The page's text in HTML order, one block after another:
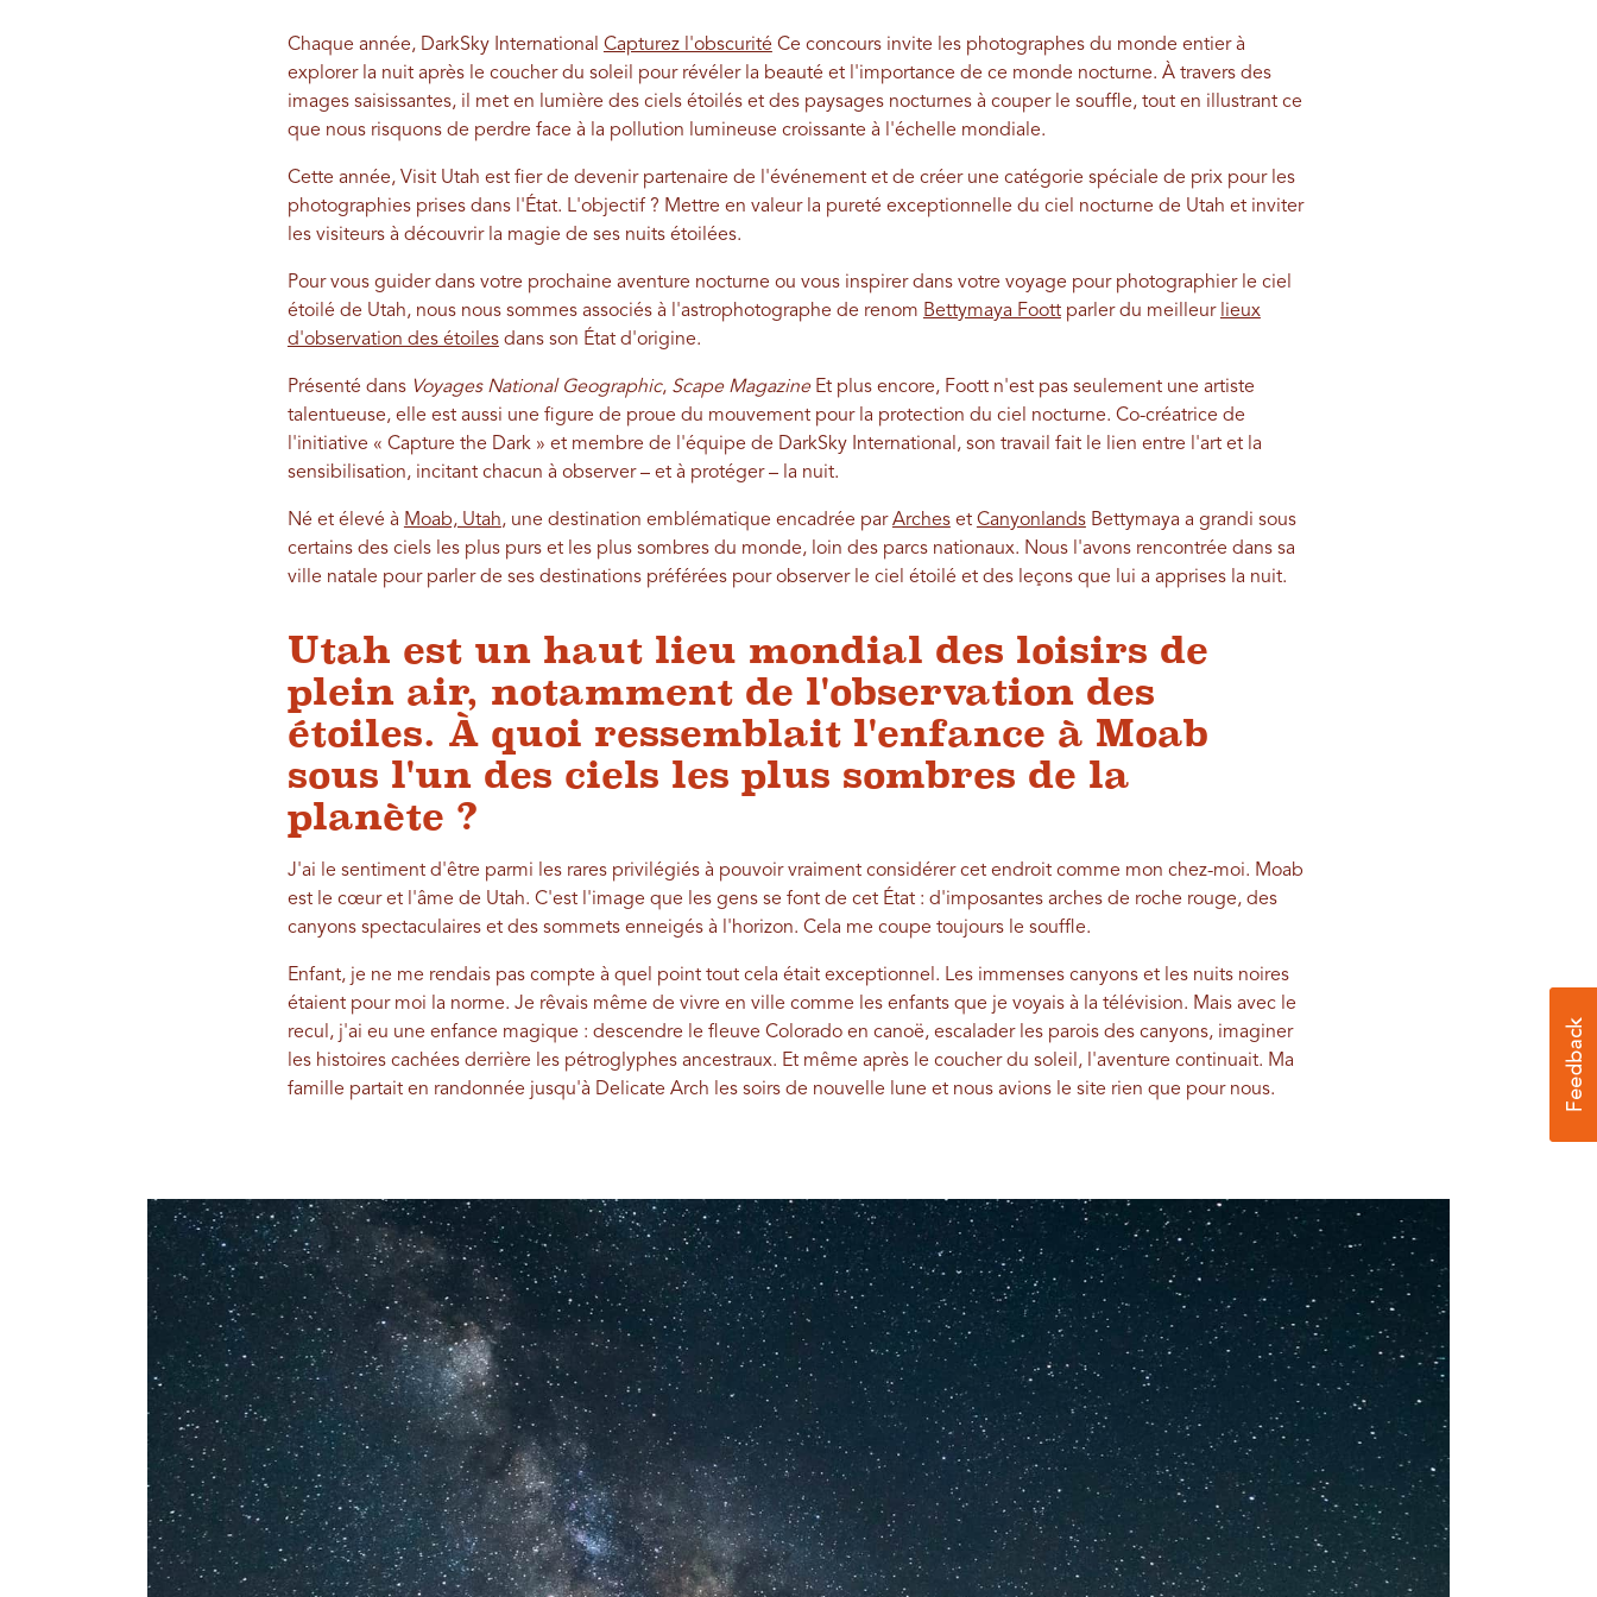
Chaque année, DarkSky International Capturez l'obscurité Ce concours invite les photographes du monde entier à
explorer la nuit après le coucher du soleil pour révéler la beauté et l'importance de ce monde nocturne. À travers des
images saisissantes, il met en lumière des ciels étoilés et des paysages nocturnes à couper le souffle, tout en illustrant ce
que nous risquons de perdre face à la pollution lumineuse croissante à l'échelle mondiale.
Cette année, Visit Utah est fier de devenir partenaire de l'événement et de créer une catégorie spéciale de prix pour les
photographies prises dans l'État. L'objectif ? Mettre en valeur la pureté exceptionnelle du ciel nocturne de Utah et inviter
les visiteurs à découvrir la magie de ses nuits étoilées.
Pour vous guider dans votre prochaine aventure nocturne ou vous inspirer dans votre voyage pour photographier le ciel
étoilé de Utah, nous nous sommes associés à l'astrophotographe de renom Bettymaya Foottparler du meilleur lieux
d'observation des étoilesdans son État d'origine.
Présenté dans Voyages National Geographic, Scape MagazineEt plus encore, Foott n'est pas seulement une artiste
talentueuse, elle est aussi une figure de proue du mouvement pour la protection du ciel nocturne. Co-créatrice de
l'initiative « Capture the Dark » et membre de l'équipe de DarkSky International, son travail fait le lien entre l'art et la
sensibilisation, incitant chacun à observer – et à protéger – la nuit.
Né et élevé à Moab, Utah, une destination emblématique encadrée parArcheset CanyonlandsBettymaya a grandi sous
certains des ciels les plus purs et les plus sombres du monde, loin des parcs nationaux. Nous l'avons rencontrée dans sa
ville natale pour parler de ses destinations préférées pour observer le ciel étoilé et des leçons que lui a apprises la nuit.
Utah est un haut lieu mondial des loisirs de
plein air, notamment de l'observation des
étoiles. À quoi ressemblait l'enfance à Moab
sous l'un des ciels les plus sombres de la
planète ?
J'ai le sentiment d'être parmi les rares privilégiés à pouvoir vraiment considérer cet endroit comme mon chez-moi. Moab
est le cœur et l'âme de Utah. C'est l'image que les gens se font de cet État : d'imposantes arches de roche rouge, des
canyons spectaculaires et des sommets enneigés à l'horizon. Cela me coupe toujours le souffle.
Enfant, je ne me rendais pas compte à quel point tout cela était exceptionnel. Les immenses canyons et les nuits noires
étaient pour moi la norme. Je rêvais même de vivre en ville comme les enfants que je voyais à la télévision. Mais avec le
recul, j'ai eu une enfance magique : descendre le fleuve Colorado en canoë, escalader les parois des canyons, imaginer
les histoires cachées derrière les pétroglyphes ancestraux. Et même après le coucher du soleil, l'aventure continuait. Ma
famille partait en randonnée jusqu'à Delicate Arch les soirs de nouvelle lune et nous avions le site rien que pour nous.